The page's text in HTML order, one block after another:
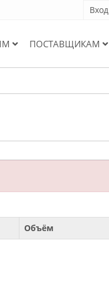
Вход
ПОСТАВЩИКАМ
Объём